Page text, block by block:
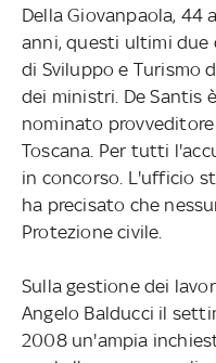
Della Giovanpaola, 44
anni, questi ultimi
di Sviluppo e Turismo
dei ministri. De Santis
nominato
Toscana. Per tutti
in concorso. L'ufficio
ha precisato che
Protezione civile.
Sulla gestione dei
Angelo Balducci il
2008 un'ampia